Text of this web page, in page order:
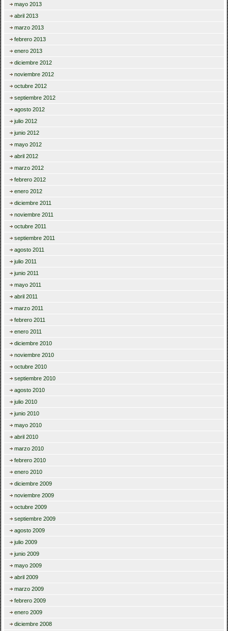
mayo 2013
abril 2013
marzo 2013
febrero 2013
enero 2013
diciembre 2012
noviembre 2012
octubre 2012
septiembre 2012
agosto 2012
julio 2012
junio 2012
mayo 2012
abril 2012
marzo 2012
febrero 2012
enero 2012
diciembre 2011
noviembre 2011
octubre 2011
septiembre 2011
agosto 2011
julio 2011
junio 2011
mayo 2011
abril 2011
marzo 2011
febrero 2011
enero 2011
diciembre 2010
noviembre 2010
octubre 2010
septiembre 2010
agosto 2010
julio 2010
junio 2010
mayo 2010
abril 2010
marzo 2010
febrero 2010
enero 2010
diciembre 2009
noviembre 2009
octubre 2009
septiembre 2009
agosto 2009
julio 2009
junio 2009
mayo 2009
abril 2009
marzo 2009
febrero 2009
enero 2009
diciembre 2008